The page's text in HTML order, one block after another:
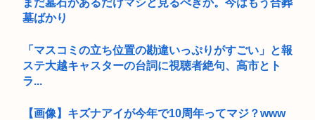
墓ばかり
「マスコミの立ち位置の勘違いっぷりがすごい」と報
ステ大越キャスターの台詞に視聴者絶句、高市とト
ラ...
【画像】キズナアイが今年で10周年ってマジ？www